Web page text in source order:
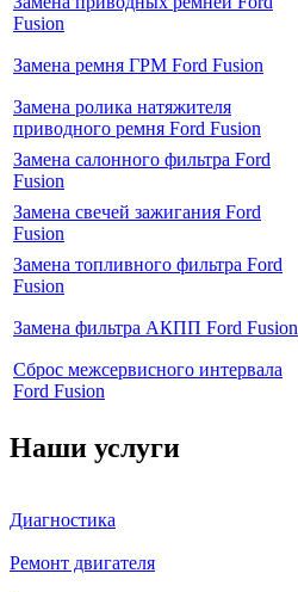
Fusion
Замена ремня ГРМ Ford Fusion
Замена ролика натяжителя
приводного ремня Ford Fusion
Замена салонного фильтра Ford
Fusion
Замена свечей зажигания Ford
Fusion
Замена топливного фильтра Ford
Fusion
Замена фильтра АКПП Ford Fusion
Сброс межсервисного интервала
Ford Fusion
Наши услуги
Диагностика
Ремонт двигателя